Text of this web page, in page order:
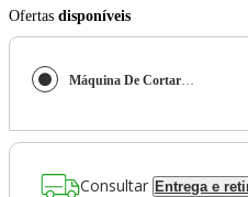
Ofertas disponíveis
Máquina De Cortar Cabelo Cadence Simple Cut 220V
Consultar Entrega e